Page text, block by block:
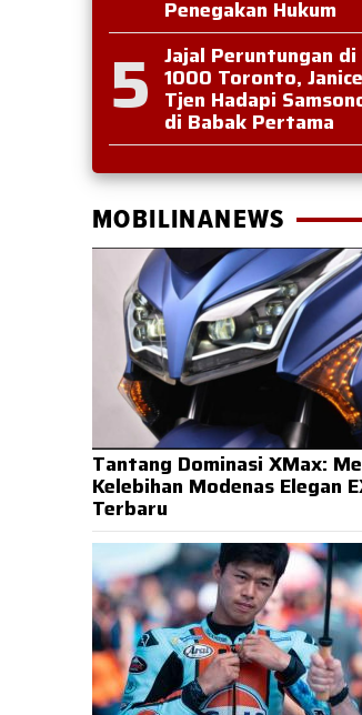
Penegakan Hukum
5 Jajal Peruntungan di
1000 Toronto, Janice
Tjen Hadapi
di Babak Pertama
MOBILINANEWS
Tantang Dominasi XMax:
Kelebihan Modenas Elegan
Terbaru